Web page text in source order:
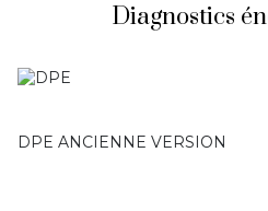
Diagnostics
DPE ANCIENNE VERSION